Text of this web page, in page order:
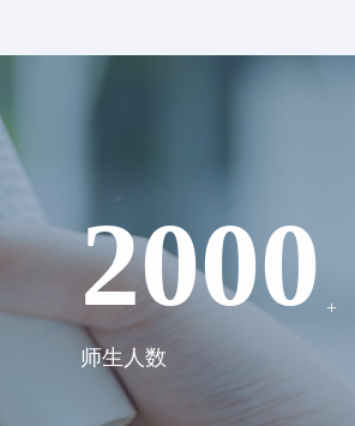
2000 +
师生人数